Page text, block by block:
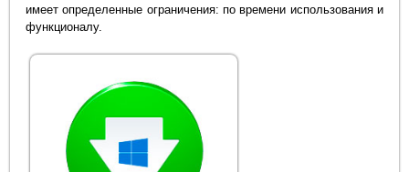
имеет определенные ограничения: по времени использования и
функционалу.